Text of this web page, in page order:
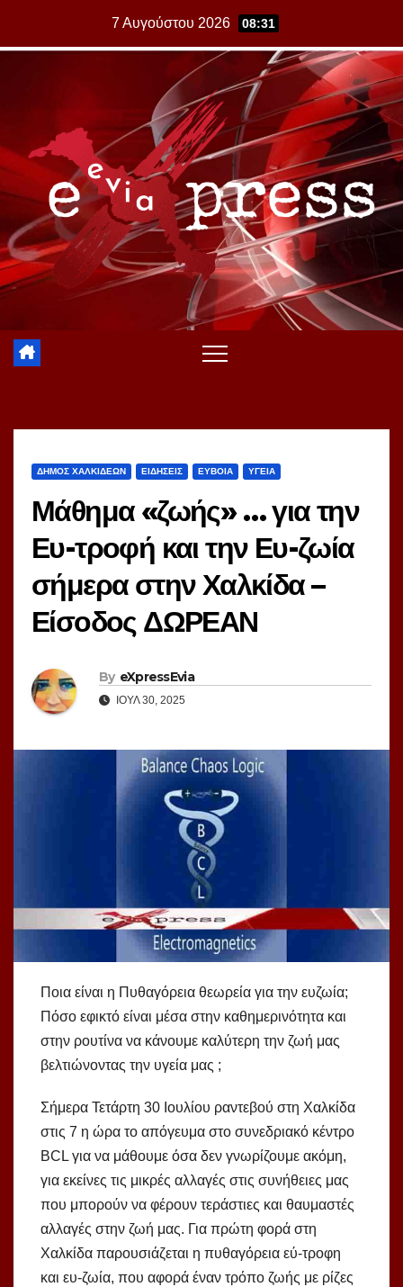
7 Αυγούστου 2026 08:31
ΔΗΜΟΣ ΧΑΛΚΙΔΕΩΝ ΕΙΔΗΣΕΙΣ ΕΥΒΟΙΑ ΥΓΕΙΑ
Μάθημα «ζωής» … για την
Ευ-τροφή και την Ευ-ζωία
σήμερα στην Χαλκίδα –
Είσοδος ΔΩΡΕΑΝ
By eXpressEvia
ΙΟΎΛ 30, 2025
Ποια είναι η Πυθαγόρεια θεωρεία για την ευζωία;
Πόσο εφικτό είναι μέσα στην καθημερινότητα και
στην ρουτίνα να κάνουμε καλύτερη την ζωή μας
βελτιώνοντας την υγεία μας ;
Σήμερα Τετάρτη 30 Ιουλίου ραντεβού στη Χαλκίδα
στις 7 η ώρα το απόγευμα στο συνεδριακό κέντρο
BCL για να μάθουμε όσα δεν γνωρίζουμε ακόμη,
για εκείνες τις μικρές αλλαγές στις συνήθειες μας
που μπορούν να φέρουν τεράστιες και θαυμαστές
αλλαγές στην ζωή μας. Για πρώτη φορά στη
Χαλκίδα παρουσιάζεται η πυθαγόρεια εύ-τροφη
και ευ-ζωία, που αφορά έναν τρόπο ζωής με ρίζες